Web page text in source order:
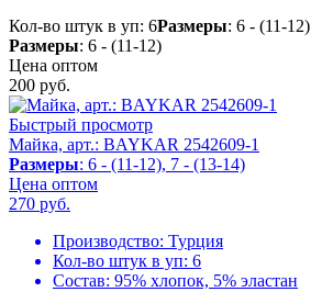
Кол-во штук в уп: 6Размеры: 6 - (11-12)
Размеры: 6 - (11-12)
Цена оптом
200 руб.
Быстрый просмотр
Майка, арт.: BAYKAR 2542609-1
Размеры: 6 - (11-12), 7 - (13-14)
Цена оптом
270 руб.
Производство: Турция
Кол-во штук в уп: 6
Состав: 95% хлопок, 5% эластан